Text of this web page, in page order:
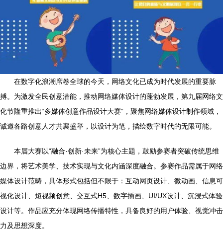
在数字化浪潮席卷全球的今天，网络文化已成为时代发展的重要脉
搏。为激发全民创意潜能，推动网络媒体设计的蓬勃发展，第九届网络文
化节隆重推出“多媒体创意作品设计大赛”，聚焦网络媒体设计制作领域，
诚邀各路创意人才共襄盛举，以设计为笔，描绘数字时代的无限可能。
本届大赛以“融合·创新·未来”为核心主题，鼓励参赛者突破传统思维
边界，将艺术美学、技术实现与文化内涵深度融合。参赛作品需属于网络
媒体设计范畴，具体形式包括但不限于：互动网页设计、微动画、信息可
视化设计、短视频创意、交互式H5、数字插画、UI/UX设计、沉浸式体验
设计等。作品应充分体现网络传播特性，具备良好的用户体验、视觉冲击
力及思想深度。